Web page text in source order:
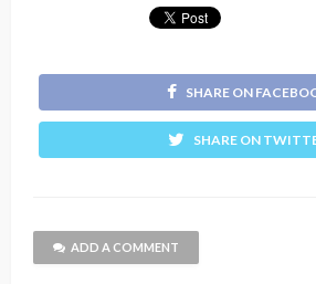
SHARE ON
SHARE ON
ADD A COMMENT